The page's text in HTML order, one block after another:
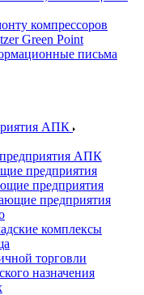
компрессоров
Green Point
письма
АПК
АПК
предприятия
предприятия
предприятия
комплексы
торговли
назначения